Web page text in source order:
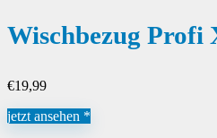
Wischbezug Profi
€19,99
jetzt ansehen *